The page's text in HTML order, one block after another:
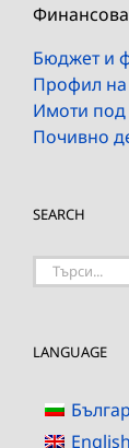
Бюджет и
Профил на
Имоти
Почивно
SEARCH
Търсене
LANGUAGE
English